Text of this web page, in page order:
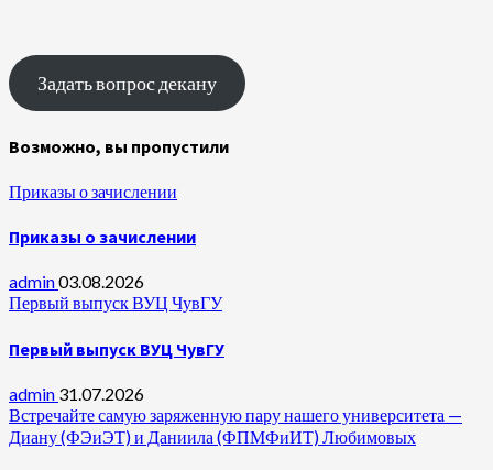
Задать вопрос декану
Возможно, вы пропустили
Приказы о зачислении
Приказы о зачислении
admin03.08.2026
Первый выпуск ВУЦ ЧувГУ
Первый выпуск ВУЦ ЧувГУ
admin 31.07.2026
Встречайте самую заряженную пару нашего университета —
Диану (ФЭиЭТ) и Даниила (ФПМФиИТ) Любимовых